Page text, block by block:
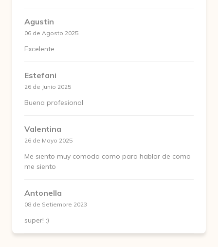
Agustin
06 de Agosto 2025
Excelente
Estefani
26 de Junio 2025
Buena profesional
Valentina
26 de Mayo 2025
Me siento muy comoda como para hablar de como
me siento
Antonella
08 de Setiembre 2023
super! :)